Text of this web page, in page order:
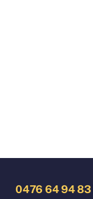
0476 64 94 83|